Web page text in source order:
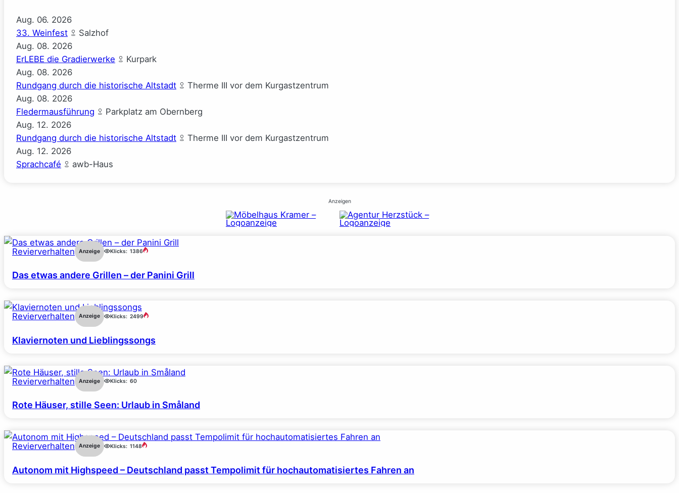
Aug. 06. 2026
33. Weinfest
Salzhof
Aug. 08. 2026
ErLEBE die Gradierwerke
Kurpark
Aug. 08. 2026
Rundgang durch die historische Altstadt
Therme III vor dem Kurgastzentrum
Aug. 08. 2026
Fledermausführung
Parkplatz am Obernberg
Aug. 12. 2026
Rundgang durch die historische Altstadt
Therme III vor dem Kurgastzentrum
Aug. 12. 2026
Sprachcafé
awb-Haus
Anzeigen
Revierverhalten Anzeige Klicks: 1386
Das etwas andere Grillen – der Panini Grill
Revierverhalten Anzeige Klicks: 2499
Klaviernoten und Lieblingssongs
Revierverhalten Anzeige Klicks: 60
Rote Häuser, stille Seen: Urlaub in Småland
Revierverhalten Anzeige Klicks: 1148
Autonom mit Highspeed – Deutschland passt Tempolimit für hochautomatisiertes Fahren an